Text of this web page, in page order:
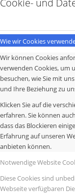
Cookie- und
Wie wir Cookies
Wir können Cookies
verwenden Cookies, um
besuchen, wie Sie mit
und Ihre Beziehung zu
Klicken Sie auf die
erfahren. Sie können
dass das Blockieren
Erfahrung auf unseren
anbieten können.
Notwendige Website
Diese Cookies sind
Webseite verfügbaren